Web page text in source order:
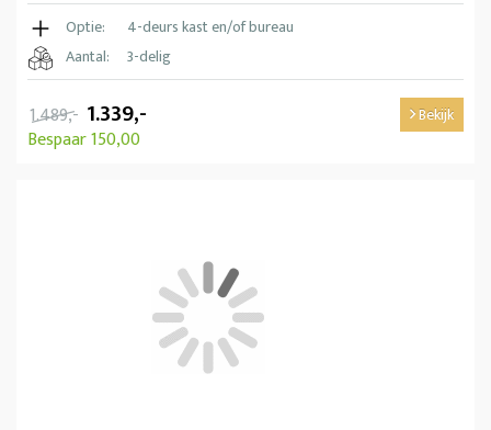
Optie:
4-deurs kast en/of bureau
Aantal:
3-delig
1.489,- 1.339,-
Bespaar 150,00
Bekijk